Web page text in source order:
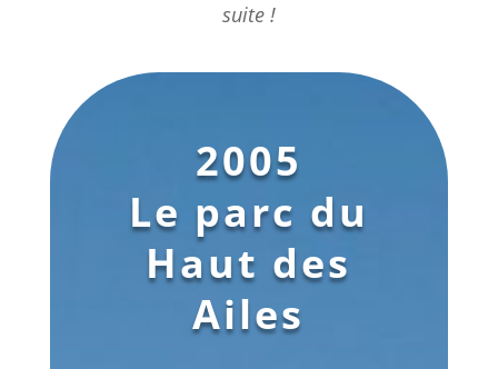
suite !
2005
Le parc du
Haut des
Ailes